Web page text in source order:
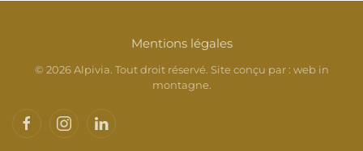
Mentions légales
© 2026Alpivia. Tout droit réservé. Site conçu par : web in
montagne.